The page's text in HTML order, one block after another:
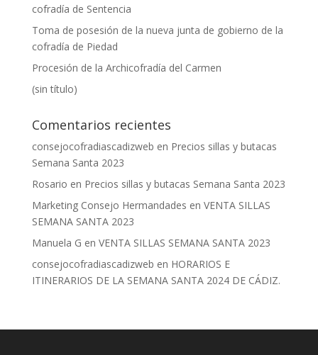
cofradía de Sentencia
Toma de posesión de la nueva junta de gobierno de la
cofradía de Piedad
Procesión de la Archicofradía del Carmen
(sin título)
Comentarios recientes
consejocofradiascadizweb en Precios sillas y butacas
Semana Santa 2023
Rosario en Precios sillas y butacas Semana Santa 2023
Marketing Consejo Hermandades en VENTA SILLAS
SEMANA SANTA 2023
Manuela G en VENTA SILLAS SEMANA SANTA 2023
consejocofradiascadizweb en HORARIOS E
ITINERARIOS DE LA SEMANA SANTA 2024 DE CÁDIZ.